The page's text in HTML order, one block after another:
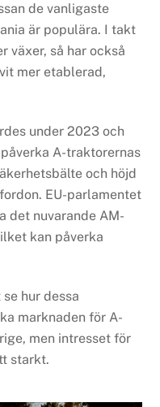
de vanligaste
är populära. I takt
växer, så har också
mer etablerad,
under 2023 och
A-traktorernas
och höjd
EU-parlamentet
det nuvarande AM-
kan påverka
hur dessa
marknaden för A-
men intresset för
starkt.